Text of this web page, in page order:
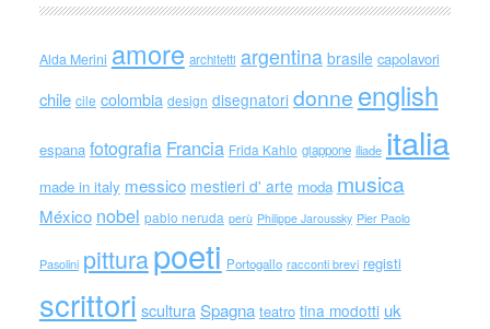
Alda Merini amore architetti argentina brasile capolavori
chile cile colombia design disegnatori donne english
espana fotografia Francia Frida Kahlo giappone iliade italia
made in italy messico mestieri d' arte moda musica
México nobel pablo neruda perù Philippe Jaroussky Pier Paolo
Pasolini pitturapoeti Portogallo racconti brevi registi
scrittori scultura Spagna teatro tina modotti uk